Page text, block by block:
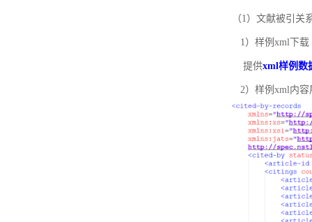
（1）文献被引关
1）样例xml下载
提供xml样例数
2）样例xml内容